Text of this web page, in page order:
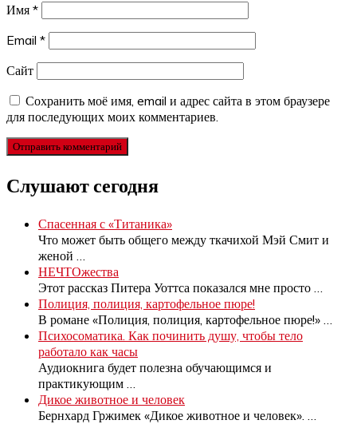
Имя *
Email *
Сайт
Сохранить моё имя, email и адрес сайта в этом браузере
для последующих моих комментариев.
Слушают сегодня
Спасенная с «Титаника»
Что может быть общего между ткачихой Мэй Смит и
женой
НЕЧТОжества
Этот рассказ Питера Уоттса показался мне просто
Полиция, полиция, картофельное пюре!
В романе «Полиция, полиция, картофельное пюре!»
Психосоматика. Как починить душу, чтобы тело
работало как часы
Аудиокнига будет полезна обучающимся и
практикующим
Дикое животное и человек
Бернхард Гржимек «Дикое животное и человек».